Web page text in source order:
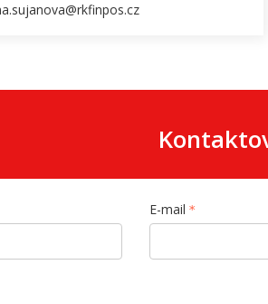
E-mail